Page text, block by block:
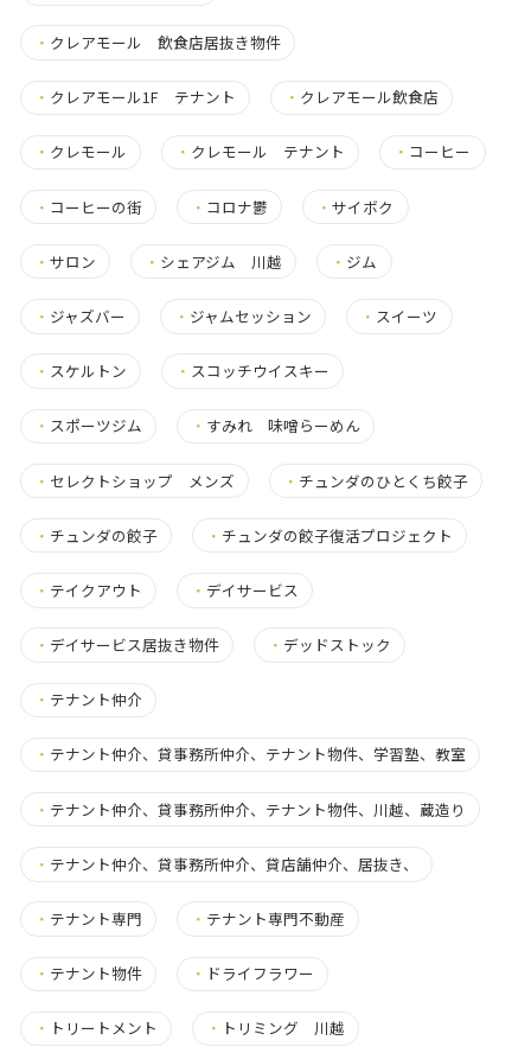
・ クレアモール 飲食店居抜き物件
・ クレアモール1F テナント ・ クレアモール飲食店
・ クレモール ・ クレモール テナント ・ コーヒー
・ コーヒーの街 ・ コロナ鬱 ・サイボク
・ サロン ・ シェアジム 川越 ・ ジム
・ ジャズバー ・ ジャムセッション ・ スイーツ
・ スケルトン ・ スコッチウイスキー
・ スポーツジム ・ すみれ 味噌らーめん
・ セレクトショップ メンズ ・ チュンダのひとくち餃子
・ チュンダの餃子 ・ チュンダの餃子復活プロジェクト
・ テイクアウト ・ デイサービス
・ デイサービス居抜き物件 ・ デッドストック
・ テナント仲介
・ テナント仲介、貸事務所仲介、テナント物件、学習塾、教室
・ テナント仲介、貸事務所仲介、テナント物件、川越、蔵造り
・ テナント仲介、貸事務所仲介、貸店舗仲介、居抜き、
・ テナント専門 ・ テナント専門不動産
・ テナント物件 ・ ドライフラワー
・ トリートメント ・ トリミング 川越